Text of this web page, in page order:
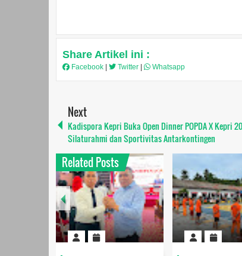
Share Artikel ini :
Facebook Twitter Whatsapp
Next
Kadispora Kepri Buka Open Dinner POPDA X Kepri
Silaturahmi dan Sportivitas Antarkontingen
Related Posts